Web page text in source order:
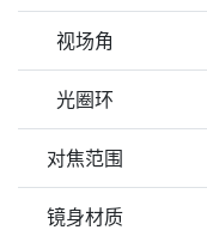
视场角
光圈环
对焦范围
镜身材质